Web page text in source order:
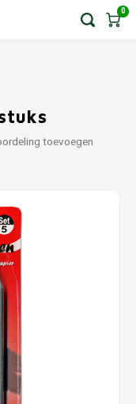
0
toevoegen